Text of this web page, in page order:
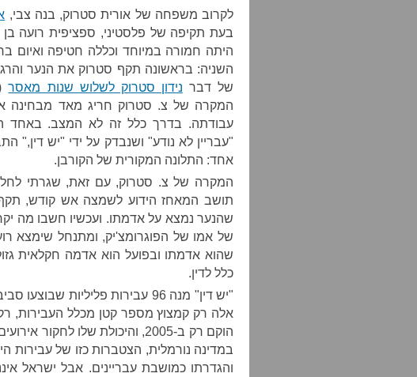
לקרוב משפחה של אורית סטרוק, בנה צבי,
היתה חמורה במיוחד וכללה חטיפה ואיום
השניה: בראשונה תקף סטרוק את הנער
של דבר נידון סטרוק לשלוש שנות מאסר
המקרה של צ. סטרוק חריג מאד
עבודתה. בדרך כלל זה לא המצב. באחד
"עבריין לא נודע" ושנבדק על ידי "יש
אחד: התלונה המקורית של הקורבן.
המקרה של צ. סטרוק, עם זאת, שגרתי
תושב המאחז הידוע לשמצה אש קודש,
שהנער נמצא על אדמתו. ועכשיו חשבו מה
של אמו של הפוגרומצ'יק, ומתנחל שימצא
שהוא אדמתו ובפועל הוא אדמה חקלאית
כלל לדין.
אלה רק קמצוץ מספר קטן מכלל העבירות,
הוקם רק ב-2005, והיכולת שלו
במדינה נורמלית, הצטברות כזו של עבירות
והגדרתו כמושבת עבריינים. אבל ישראל